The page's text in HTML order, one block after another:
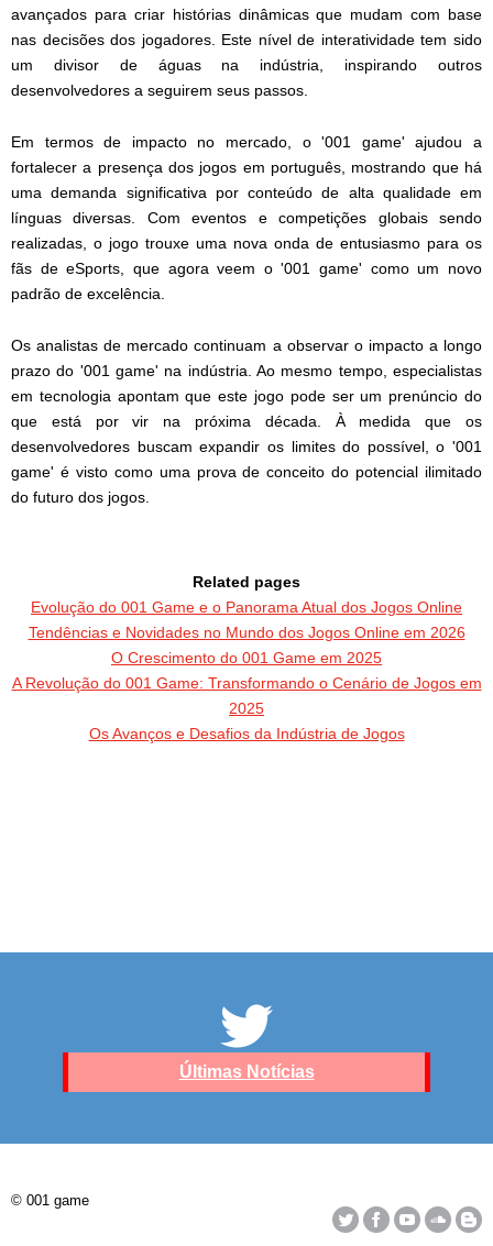
avançados para criar histórias dinâmicas que mudam com base
nas decisões dos jogadores. Este nível de interatividade tem sido
um divisor de águas na indústria, inspirando outros
desenvolvedores a seguirem seus passos.
Em termos de impacto no mercado, o '001 game' ajudou a
fortalecer a presença dos jogos em português, mostrando que há
uma demanda significativa por conteúdo de alta qualidade em
línguas diversas. Com eventos e competições globais sendo
realizadas, o jogo trouxe uma nova onda de entusiasmo para os
fãs de eSports, que agora veem o '001 game' como um novo
padrão de excelência.
Os analistas de mercado continuam a observar o impacto a longo
prazo do '001 game' na indústria. Ao mesmo tempo, especialistas
em tecnologia apontam que este jogo pode ser um prenúncio do
que está por vir na próxima década. À medida que os
desenvolvedores buscam expandir os limites do possível, o '001
game' é visto como uma prova de conceito do potencial ilimitado
do futuro dos jogos.
Related pages
Evolução do 001 Game e o Panorama Atual dos Jogos Online
Tendências e Novidades no Mundo dos Jogos Online em 2026
O Crescimento do 001 Game em 2025
A Revolução do 001 Game: Transformando o Cenário de Jogos em
2025
Os Avanços e Desafios da Indústria de Jogos
Últimas Notícias
© 001 game